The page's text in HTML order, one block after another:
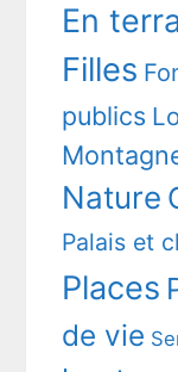
En
Filles
publics
Nature
Palais et
Places
de vie